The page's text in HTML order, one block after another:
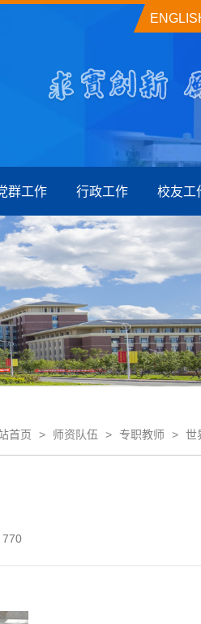
群工作 行政工作 校友工
首页 > 师资队伍 > 专职教师 > 世
770